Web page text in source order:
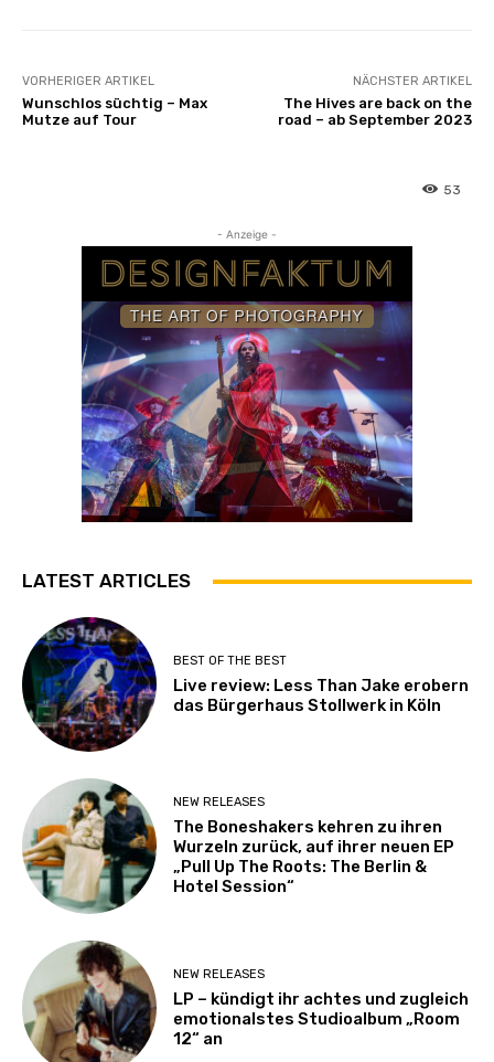
VORHERIGER ARTIKEL
Wunschlos süchtig – Max
Mutze auf Tour
NÄCHSTER ARTIKEL
The Hives are back on the
road – ab September 2023
53
- Anzeige -
LATEST ARTICLES
BEST OF THE BEST
Live review: Less Than Jake erobern
das Bürgerhaus Stollwerk in Köln
NEW RELEASES
The Boneshakers kehren zu ihren
Wurzeln zurück, auf ihrer neuen EP
„Pull Up The Roots: The Berlin &
Hotel Session“
NEW RELEASES
LP – kündigt ihr achtes und zugleich
emotionalstes Studioalbum „Room
12“ an